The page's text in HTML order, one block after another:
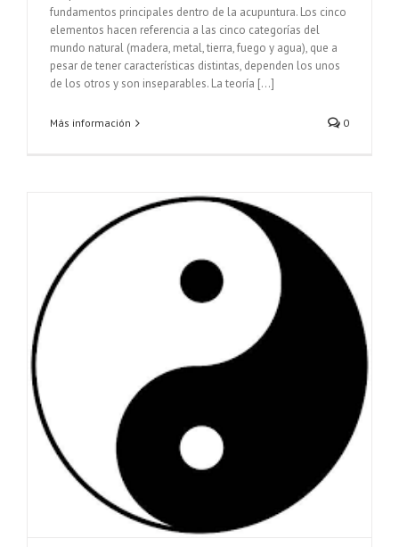
fundamentos principales dentro de la acupuntura. Los cinco
elementos hacen referencia a las cinco categorías del
mundo natural (madera, metal, tierra, fuego y agua), que a
pesar de tener características distintas, dependen los unos
de los otros y son inseparables. La teoría [...]
Más información 0